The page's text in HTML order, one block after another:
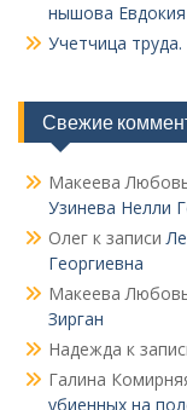
нышова
Учетчица
Свежие
Макеева
Узинева Нелли
Олег к записи
Георгиевна
Макеева
Зирган
Надежда к
Галина
убиенных на